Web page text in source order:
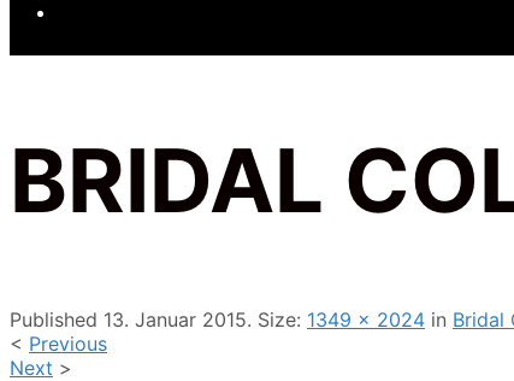
BRIDAL
Published 13. Januar 2015. Size: 1349 × 2024 in Bridal
< Previous
Next >